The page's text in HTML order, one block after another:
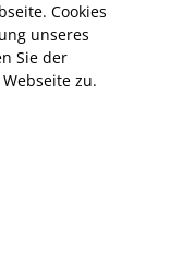
Verkaufs- und 32
Cookies
unseres
Sie der
zu.